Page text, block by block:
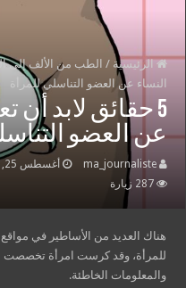
الرئيسية / الطب من الألف إلى
النساء عن العضو التناسلي للمرأة
5 حقائق لابد أن
عن العضو
ma_journaliste أغسطس 25, 2020
287 زيارة
هناك العديد من الأساطير في
للمرأة، وقد كرست امرأة تخصصت
والمعلومات الخاطئة.